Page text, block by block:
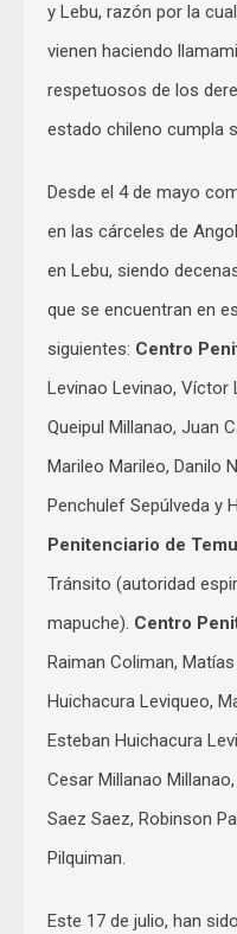
y Lebu, razón por la
vienen haciendo
respetuosos de los
estado chileno cumpla
Desde el 4 de mayo
en las cárceles de
en Lebu, siendo
que se encuentran en
siguientes: Centro
Levinao Levinao, Víctor
Queipul Millanao, Juan
Marileo Marileo, Danilo
Penchulef Sepúlveda y
Penitenciario de
Tránsito (autoridad
mapuche). Centro
Raiman Coliman,
Huichacura Leviqueo,
Esteban Huichacura
Cesar Millanao
Saez Saez, Robinson
Pilquiman.
Este 17 de julio, han